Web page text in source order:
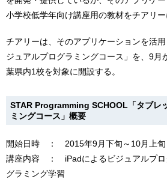
小学校低学年向け講座用の教材をチアリー
チアリーは、そのアプリケーションを活
ジュアルプログラミングコース」を、9月
葉県内1校を対象に開設する。
STAR Programming SCHOOL「タブレ
ミングコース」概要
開始日時 ： 2015年9月下旬～10月上旬
講座内容 ： iPadによるビジュアルプロ
グラミング学習